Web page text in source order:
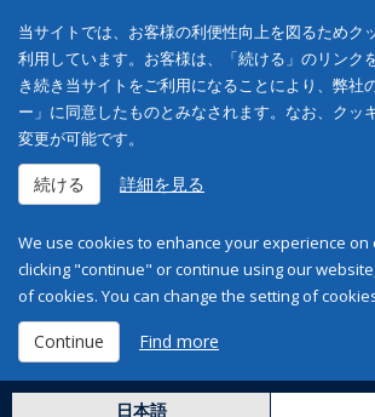
当サイトでは、お客様の利便性向上を図るためク
利用しています。お客様は、「続ける」のリンク
き続き当サイトをご利用になることにより、弊社
ー」に同意したものとみなされます。なお、クッ
変更が可能です。
続ける 詳細を見る
We use cookies to enhance your experience on
clicking "continue" or continue using our
of cookies. You can change the setting of
Continue Find more
日本語